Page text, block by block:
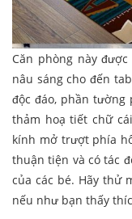
Căn phòng này
nâu sáng cho đến
độc đáo, phần tường
thảm hoạ tiết chữ
kính mở trượt phía
thuận tiện và có tác
của các bé. Hãy thử
nếu như bạn thấy